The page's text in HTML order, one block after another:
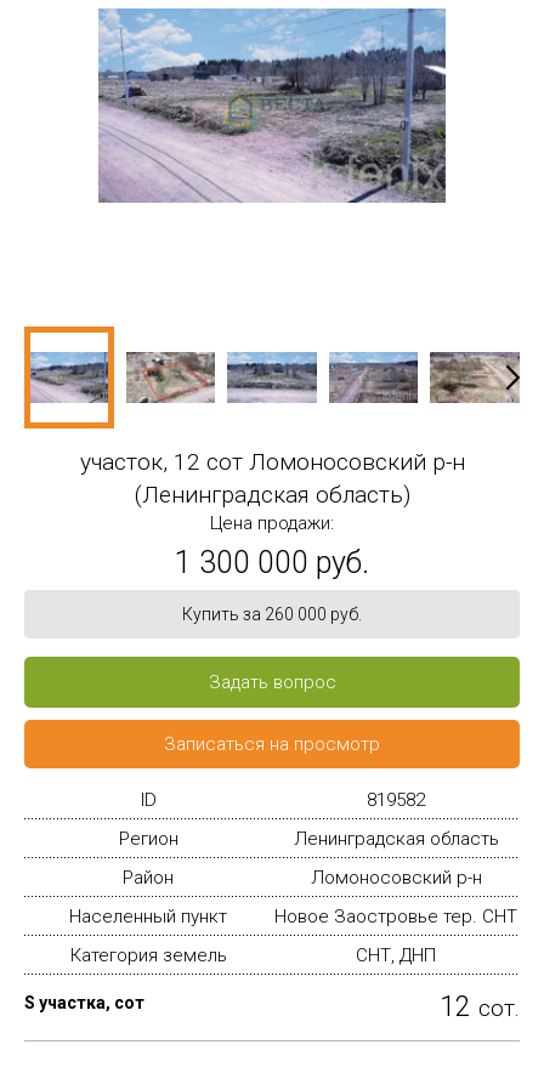
участок, 12 сот Ломоносовский р-н
(Ленинградская область)
Цена продажи:
1 300 000 руб.
Купить за 260 000 руб.
Задать вопрос
Записаться на просмотр
ID
819582
Регион
Ленинградская область
Район
Ломоносовский р-н
Населенный пункт
Новое Заостровье тер. СНТ
Категория земель
СНТ, ДНП
S участка, сот 12 сот.